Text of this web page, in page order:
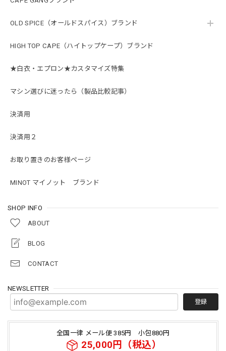
OLD SPICE（オールドスパイス）ブランド
HIGH TOP CAPE（ハイトップケープ）ブランド
★白衣・エプロン★カスタマイズ特集
マシン選びに迷ったら（製品比較記事）
決済用
決済用２
お取り置きのお客様ページ
MINOT マイノット ブランド
SHOP INFO
ABOUT
BLOG
CONTACT
NEWSLETTER
登録
全国一律 メール便 385円 小包880円
25,000円（税込）